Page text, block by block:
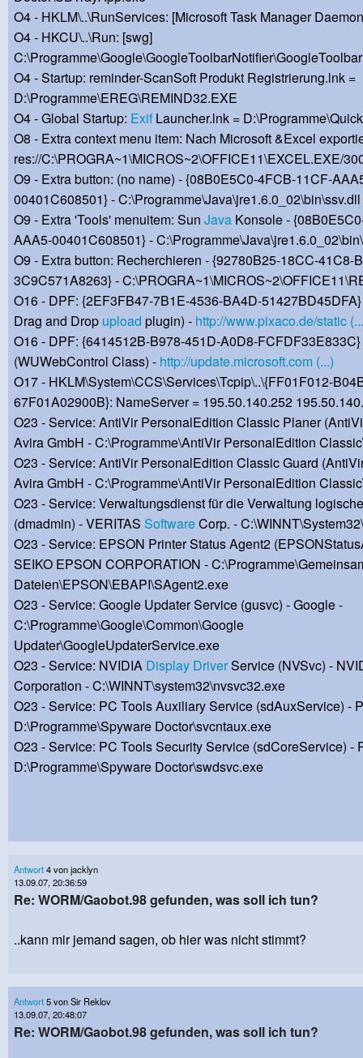
O4 - HKLM\..\RunServices: [Microsoft Task Manager
O4 - HKCU\..\Run: [swg]
O4 - Startup: reminder-ScanSoft Produkt Registrierung.lnk =
D:\Programme\EREG\REMIND32.EXE
O4 - Global Startup: Exif Launcher.lnk =
O8 - Extra context menu item: Nach Microsoft &Excel
res://C:\PROGRA~1\MICROS~2\OFFICE11\EXCEL.EXE/
O9 - Extra button: (no name) - {08B0E5C0-4FCB-11CF-
00401C608501} - C:\Programme\Java\jre1.6.0_02\bin\ssv.dll
O9 - Extra 'Tools' menuitem: Sun Java Konsole -
AAA5-00401C608501} -
O9 - Extra button: Recherchieren - {92780B25-18CC-41C8-
3C9C571A8263} -
O16 - DPF: {2EF3FB47-7B1E-4536-BA4D-
Drag and Drop upload plugin) - http://www.pixaco.de/static
O16 - DPF: {6414512B-B978-451D-A0D8-FCFDF33E833C}
(WUWebControl Class) - http://update.microsoft.com (...)
O17 - HKLM\System\CCS\Services\Tcpip\..\{FF01F012-
67F01A02900B}: NameServer = 195.50.140.252
O23 - Service: AntiVir PersonalEdition Classic Planer
Avira GmbH - C:\Programme\AntiVir PersonalEdition
O23 - Service: AntiVir PersonalEdition Classic Guard
Avira GmbH - C:\Programme\AntiVir PersonalEdition
O23 - Service: Verwaltungsdienst für die Verwaltung
(dmadmin) - VERITAS SoftwareCorp. -
O23 - Service: EPSON Printer Status Agent2
SEIKO EPSON CORPORATION -
Dateien\EPSON\EBAPI\SAgent2.exe
O23 - Service: Google Updater Service (gusvc) - Google -
C:\Programme\Google\Common\Google
Updater\GoogleUpdaterService.exe
O23 - Service: NVIDIA Display DriverService (NVSvc) -
Corporation - C:\WINNT\system32\nvsvc32.exe
O23 - Service: PC Tools Auxiliary Service (sdAuxService) -
D:\Programme\Spyware Doctor\svcntaux.exe
O23 - Service: PC Tools Security Service (sdCoreService) -
D:\Programme\Spyware Doctor\swdsvc.exe
Antwort4 von jacklyn
13.09.07, 20:36:59
Re: WORM/Gaobot.98 gefunden, was soll ich tun?
..kann mir jemand sagen, ob hier was nicht stimmt?
Antwort5 von Sir Reklov
13.09.07, 20:48:07
Re: WORM/Gaobot.98 gefunden, was soll ich tun?